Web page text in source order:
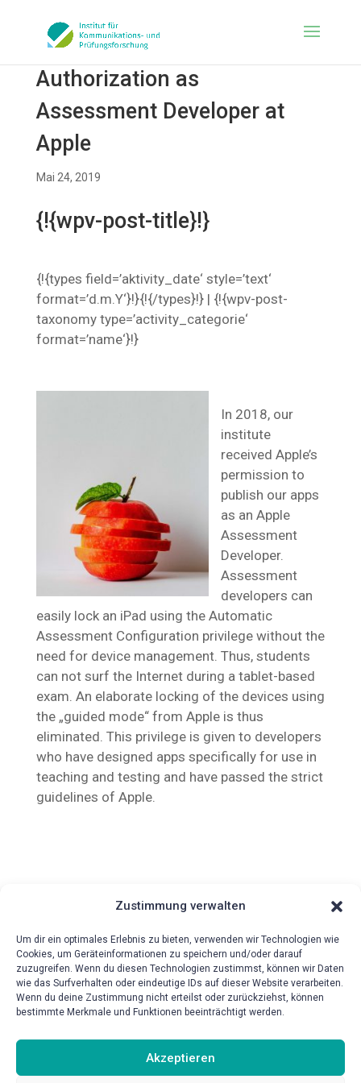
Zustimmung verwalten
Um dir ein optimales Erlebnis zu bieten, verwenden wir Technologien wie
Cookies, um Geräteinformationen zu speichern und/oder darauf
zuzugreifen. Wenn du diesen Technologien zustimmst, können wir Daten
wie das Surfverhalten oder eindeutige IDs auf dieser Website verarbeiten.
Wenn du deine Zustimmung nicht erteilst oder zurückziehst, können
bestimmte Merkmale und Funktionen beeinträchtigt werden.
Akzeptieren
Authorization as
Assessment Developer at
Apple
Mai 24, 2019
{!{wpv-post-title}!}
{!{types field=’aktivity_date‘ style=’text‘
format=’d.m.Y‘}!}{!{/types}!} | {!{wpv-post-
taxonomy type=’activity_categorie‘
format=’name‘}!}
In 2018, our
institute
received Apple’s
permission to
publish our apps
as an Apple
Assessment
Developer.
Assessment
developers can
easily lock an iPad using the Automatic
Assessment Configuration privilege without the
need for device management. Thus, students
can not surf the Internet during a tablet-based
exam. An elaborate locking of the devices using
the „guided mode“ from Apple is thus
eliminated. This privilege is given to developers
who have designed apps specifically for use in
teaching and testing and have passed the strict
guidelines of Apple.
{!{wpv-post-date format=’d.m.Y‘}!}